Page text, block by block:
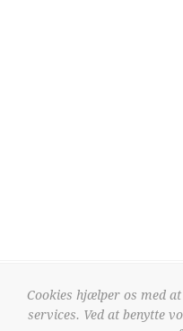
Cookies hjælper os med
services. Ved at benytte